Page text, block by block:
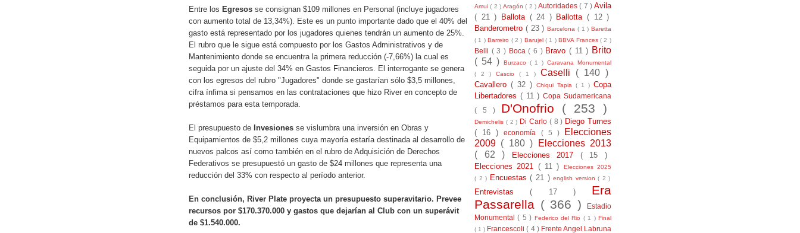
Entre los Egresos se consignan $109 millones en Personal (incluye jugadores
con aumento total de 13,34%). Este es un punto importante dado que el 40% del
gasto está representado por los jugadores quienes tendrán un aumento de 25%.
El rubro que le sigue está compuesto por los Gastos Administrativos y de
Mantenimiento donde se encuentra la primera reducción (-7,66%) la cual es
seguida por un ajuste del 34% en Gastos Financieros. El interrogante se genera
con los egresos del rubro "Jugadores" donde se gastarían sólo $3,5 millones,
cifra ínfima si pensamos en las contrataciones que hizo River en concepto de
préstamos para esta temporada.
El presupuesto de Invesiones se vislumbra una inversión en Obras y
Equipamientos de $5,2 millones cuya mayoría estaría destinada al desarrollo de
nuevos palcos así como también en el rubro de Adquisición de Derechos
Federativos se presupuestó un gasto de $24 millones que representa una
reducción del 33% con respecto al período anterior.
En conclusión, River Plate proyecta un presupuesto superavitario. Prevee
recursos por $170.370.000 y gastos que dejarían al Club con un superávit
de $1.540.000.
Amui( 2 ) Aragón( 2 ) Autoridades( 7 ) Avila
( 21 )
Ballota ( 24 ) Ballotta( 12 )
Banderometro ( 23 ) Barcelona ( 1 ) Baretta
( 1 )Barreiro ( 2 ) Barujel ( 1 )BBVA Frances ( 2 )
Belli ( 3 ) Boca( 6 ) Bravo( 11 ) Brito
( 54 )
Burzaco ( 1 )Caravana Monumental
( 2 ) Cascio ( 1 ) Caselli ( 140 )
Cavallero ( 32 ) Chiqui Tapia ( 1 ) Copa
Libertadores ( 11 )Copa Sudamericana
( 5 ) D'Onofrio ( 253 )
Demichelis ( 2 ) Di Carlo ( 8 ) Diego Turnes
( 16 )economía ( 5 )
Elecciones
2009 ( 180 )
Elecciones 2013
( 62 )
Elecciones 2017 ( 15 )
Elecciones 2021 ( 11 )
Elecciones 2025
( 2 )
Encuestas( 21 )english version( 2 )
Entrevistas( 17 ) Era
Passarella ( 366 )
Estadio
Monumental( 5 ) Federico del Rio ( 1 )Final
( 1 ) Francescoli( 4 ) Frente Angel Labruna